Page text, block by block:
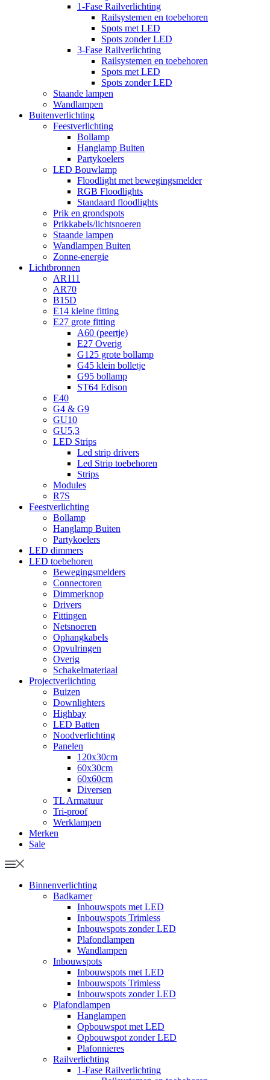
1-Fase Railverlichting
Railsystemen en toebehoren
Spots met LED
Spots zonder LED
3-Fase Railverlichting
Railsystemen en toebehoren
Spots met LED
Spots zonder LED
Staande lampen
Wandlampen
Buitenverlichting
Feestverlichting
Bollamp
Hanglamp Buiten
Partykoelers
LED Bouwlamp
Floodlight met bewegingsmelder
RGB Floodlights
Standaard floodlights
Prik en grondspots
Prikkabels/lichtsnoeren
Staande lampen
Wandlampen Buiten
Zonne-energie
Lichtbronnen
AR111
AR70
B15D
E14 kleine fitting
E27 grote fitting
A60 (peertje)
E27 Overig
G125 grote bollamp
G45 klein bolletje
G95 bollamp
ST64 Edison
E40
G4 & G9
GU10
GU5,3
LED Strips
Led strip drivers
Led Strip toebehoren
Strips
Modules
R7S
Feestverlichting
Bollamp
Hanglamp Buiten
Partykoelers
LED dimmers
LED toebehoren
Bewegingsmelders
Connectoren
Dimmerknop
Drivers
Fittingen
Netsnoeren
Ophangkabels
Opvulringen
Overig
Schakelmateriaal
Projectverlichting
Buizen
Downlighters
Highbay
LED Batten
Noodverlichting
Panelen
120x30cm
60x30cm
60x60cm
Diversen
TL Armatuur
Tri-proof
Werklampen
Merken
Sale
Binnenverlichting
Badkamer
Inbouwspots met LED
Inbouwspots Trimless
Inbouwspots zonder LED
Plafondlampen
Wandlampen
Inbouwspots
Inbouwspots met LED
Inbouwspots Trimless
Inbouwspots zonder LED
Plafondlampen
Hanglampen
Opbouwspot met LED
Opbouwspot zonder LED
Plafonnieres
Railverlichting
1-Fase Railverlichting